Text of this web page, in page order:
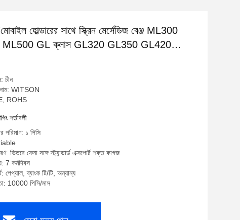
হোল্ডারের সাথে স্ক্রিন মের্সেডিজ বেঞ্জ ML300
GL ক্লাস GL320 GL350 GL420
চীন
নাম: WITSON
ROHS
শর্তাবলী
পরিমাণ: ১ পিসি
ভিতরে ফেনা সঙ্গে স্ট্যান্ডার্ড এক্সপোর্ট শক্ত কাগজ
7 কর্মদিবস
পেপ্যাল, ব্যাংক টি/টি, অন্যান্য
10000 পিসি/মাস